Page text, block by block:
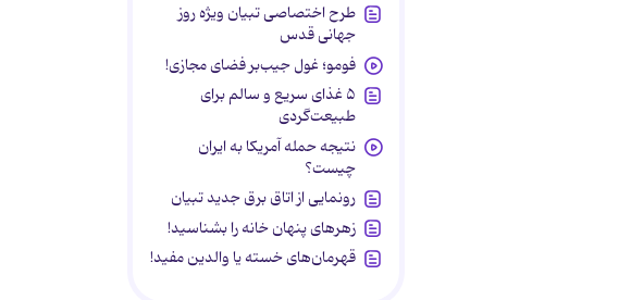
طرح اختصاصی تبیان ویژه روز
جهانی قدس
فومو؛ غول جیب‌بر فضای مجازی!
۵ غذای سریع و سالم برای
طبیعت‌گردی
نتیجه حمله آمریکا به ایران
چیست؟
رونمایی از اتاق برق جدید تبیان
زهرهای پنهان خانه را بشناسید!
قهرمان‌های خسته یا والدین مفید!